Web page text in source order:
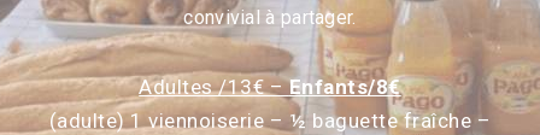
convivial à partager.
Adultes /13€ –Enfants/8€
(adulte) 1 viennoiserie – ½ baguette fraîche –